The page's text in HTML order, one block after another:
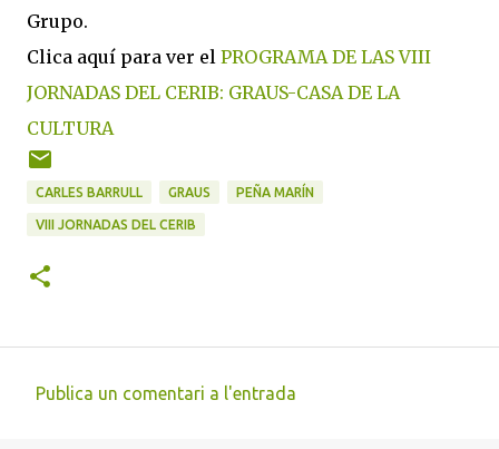
Grupo.
Clica aquí para ver el PROGRAMA DE LAS VIII
JORNADAS DEL CERIB: GRAUS-CASA DE LA
CULTURA
CARLES BARRULL GRAUS PEÑA MARÍN
VIII JORNADAS DEL CERIB
Publica un comentari a l'entrada